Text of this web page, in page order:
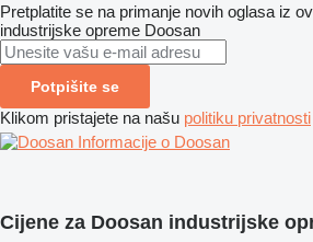
Pretplatite se na primanje novih oglasa iz
industrijske opreme Doosan
Potpišite se
Klikom pristajete na našu politiku privatnosti
Informacije o Doosan
Cijene za Doosan industrijske